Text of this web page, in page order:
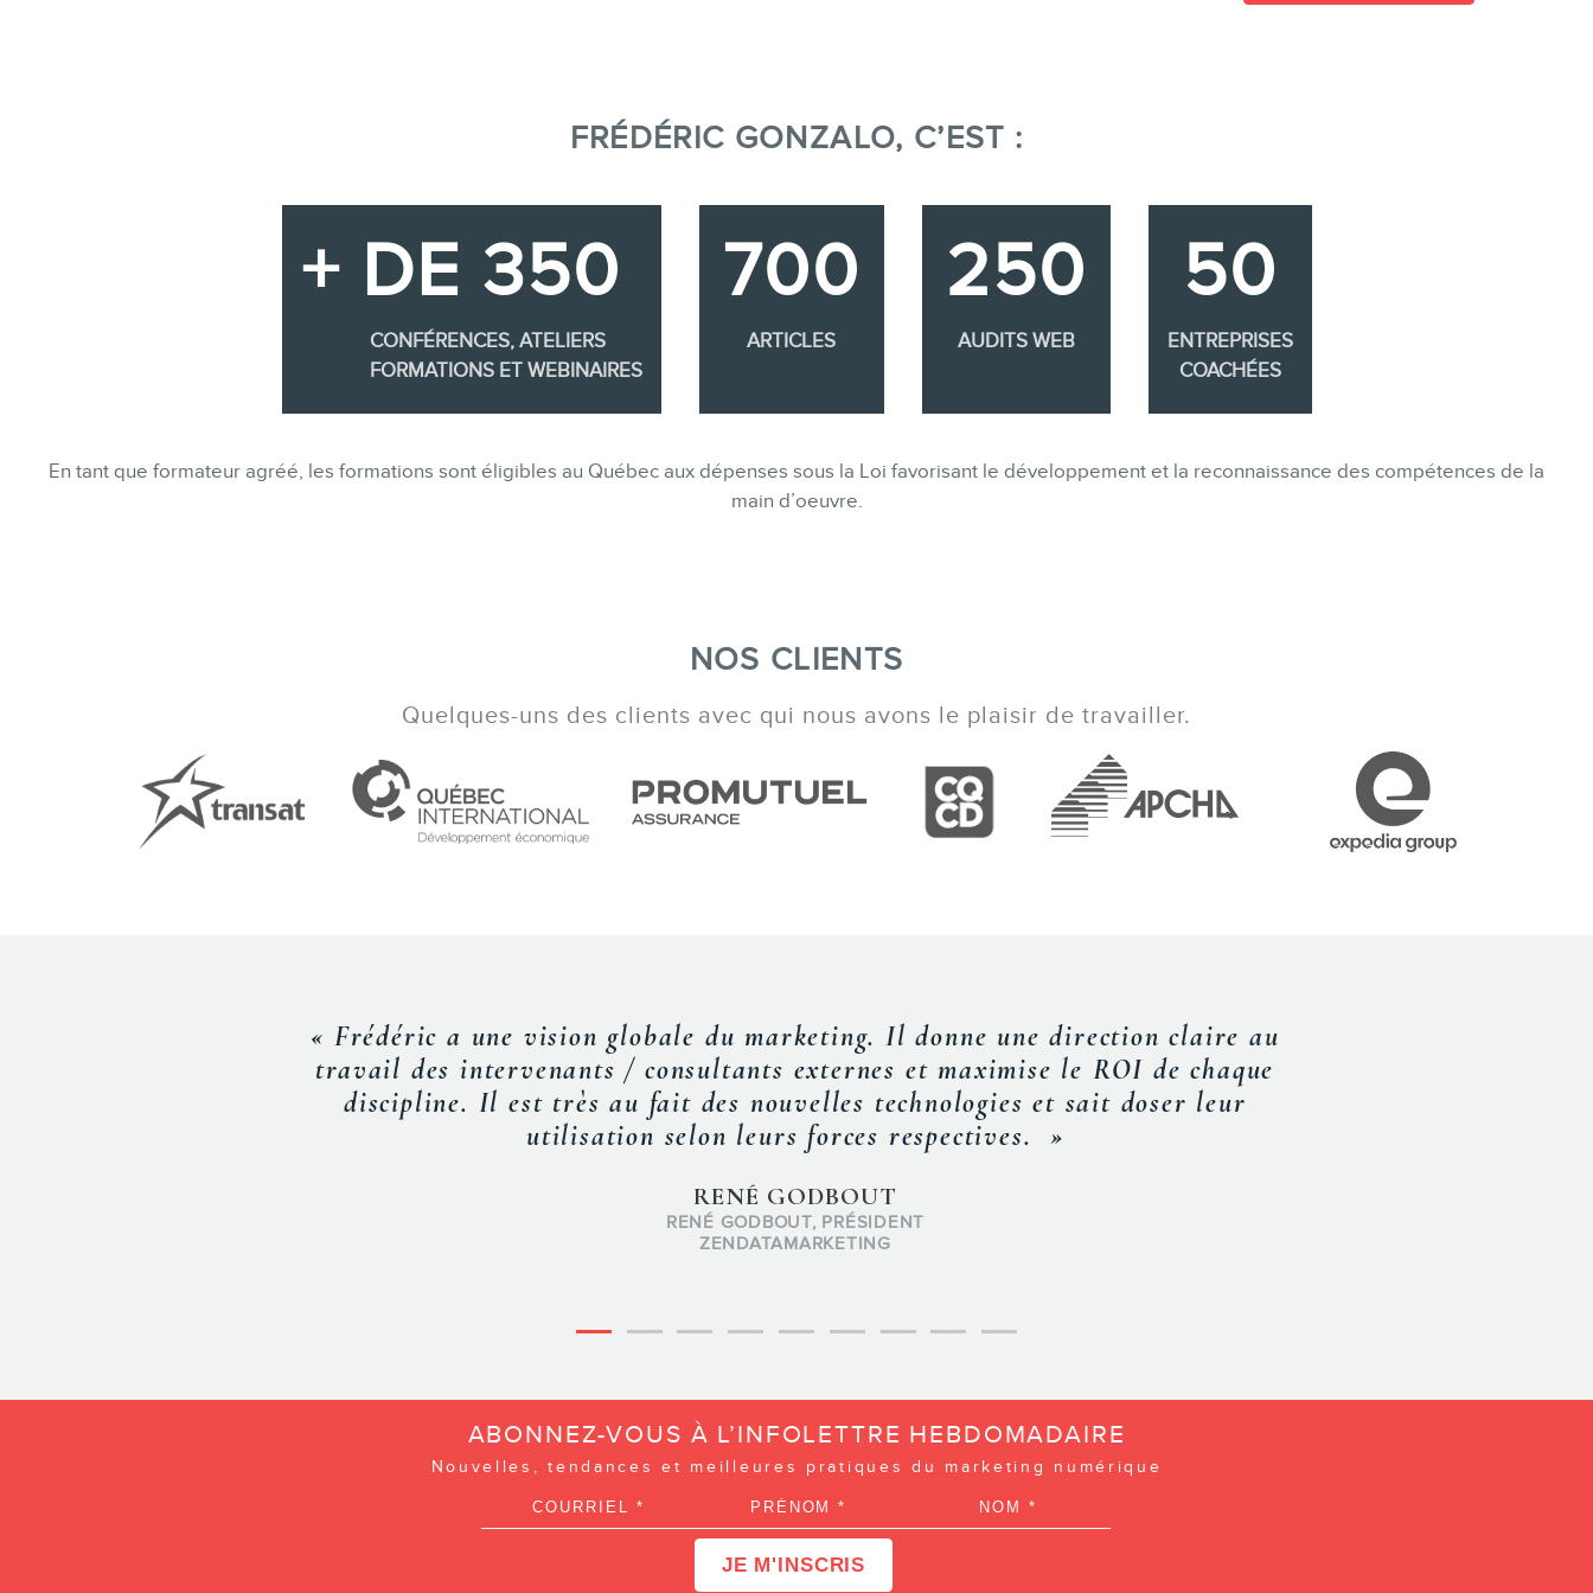
FRÉDÉRIC GONZALO, C’EST :
+ DE 350
CONFÉRENCES, ATELIERS
FORMATIONS ET WEBINAIRES
700
ARTICLES
250
AUDITS WEB
50
ENTREPRISES
COACHÉES
En tant que formateur agréé, les formations sont éligibles au Québec aux dépenses sous la Loi favorisant le développement et la reconnaissance des compétences de la
main d’oeuvre.
NOS CLIENTS
Quelques-uns des clients avec qui nous avons le plaisir de travailler.
« Lors de la conférence, Frédéric a su vulgariser avec brio les propos afin que
tous les participants comprennent bien les subtilités du marketing
d’aujourd’hui. Nous avons particulièrement apprécié le fait qu’il ait appuyé
ses dires avec des exemples concrets et pertinents à l’auditoire invité. »
STÉPHANIE DUPUIS
PRÉSIDENTE
THEMA STRATÉGIE CONSEIL
ABONNEZ-VOUS À L’INFOLETTRE HEBDOMADAIRE
Nouvelles, tendances et meilleures pratiques du marketing numérique